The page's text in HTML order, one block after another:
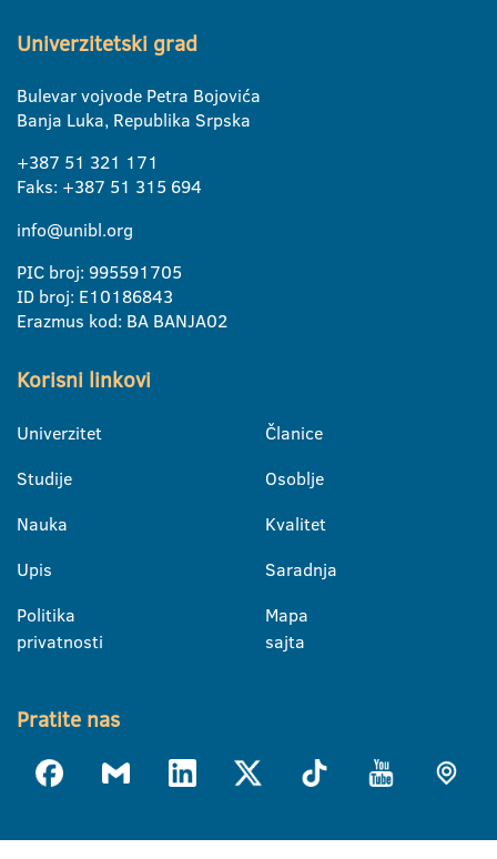
Univerzitetski grad
Bulevar vojvode Petra Bojovića
Banja Luka, Republika Srpska
+387 51 321 171
Faks: +387 51 315 694
info@unibl.org
PIC broj: 995591705
ID broj: E10186843
Erazmus kod: BA BANJA02
Korisni linkovi
Univerzitet
Studije
Nauka
Upis
Politika
privatnosti
Članice
Osoblje
Kvalitet
Saradnja
Mapa
sajta
Pratite nas